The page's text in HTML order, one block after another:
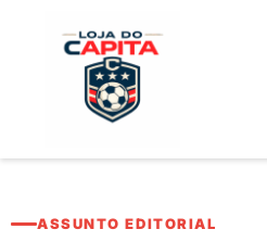
ASSUNTO EDITORIAL